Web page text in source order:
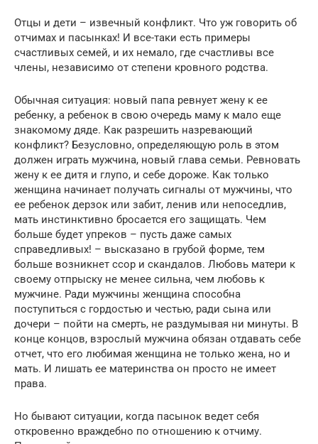
Отцы и дети – извечный конфликт. Что уж говорить об
отчимах и пасынках! И все-таки есть примеры
счастливых семей, и их немало, где счастливы все
члены, независимо от степени кровного родства.
Обычная ситуация: новый папа ревнует жену к ее
ребенку, а ребенок в свою очередь маму к мало еще
знакомому дяде. Как разрешить назревающий
конфликт? Безусловно, определяющую роль в этом
должен играть мужчина, новый глава семьи. Ревновать
жену к ее дитя и глупо, и себе дороже. Как только
женщина начинает получать сигналы от мужчины, что
ее ребенок дерзок или забит, ленив или непоседлив,
мать инстинктивно бросается его защищать. Чем
больше будет упреков – пусть даже самых
справедливых! – высказано в грубой форме, тем
больше возникнет ссор и скандалов. Любовь матери к
своему отпрыску не менее сильна, чем любовь к
мужчине. Ради мужчины женщина способна
поступиться с гордостью и честью, ради сына или
дочери – пойти на смерть, не раздумывая ни минуты. В
конце концов, взрослый мужчина обязан отдавать себе
отчет, что его любимая женщина не только жена, но и
мать. И лишать ее материнства он просто не имеет
права.
Но бывают ситуации, когда пасынок ведет себя
откровенно враждебно по отношению к отчиму.